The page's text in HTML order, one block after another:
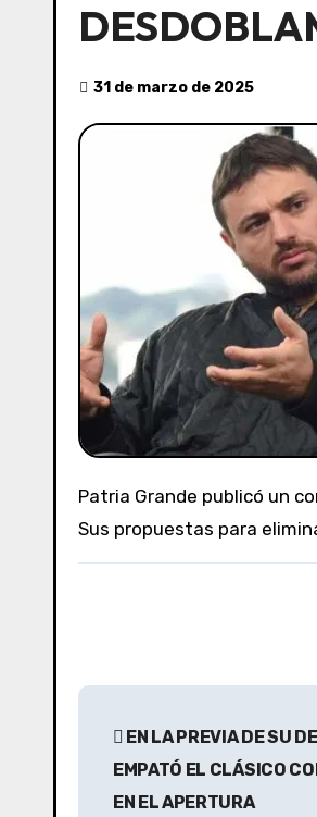
31 de marzo de 2025
Patria Grande publicó un comunicado en el que señaló que Buenos Aires es la provincia “más castigada” por el “odio gorila del Gobierno” de Javier Milei.
Sus propuestas para
N
EN LA PREVIA DE SU
EMPATÓ EL CLÁSICO
EN EL APERTURA